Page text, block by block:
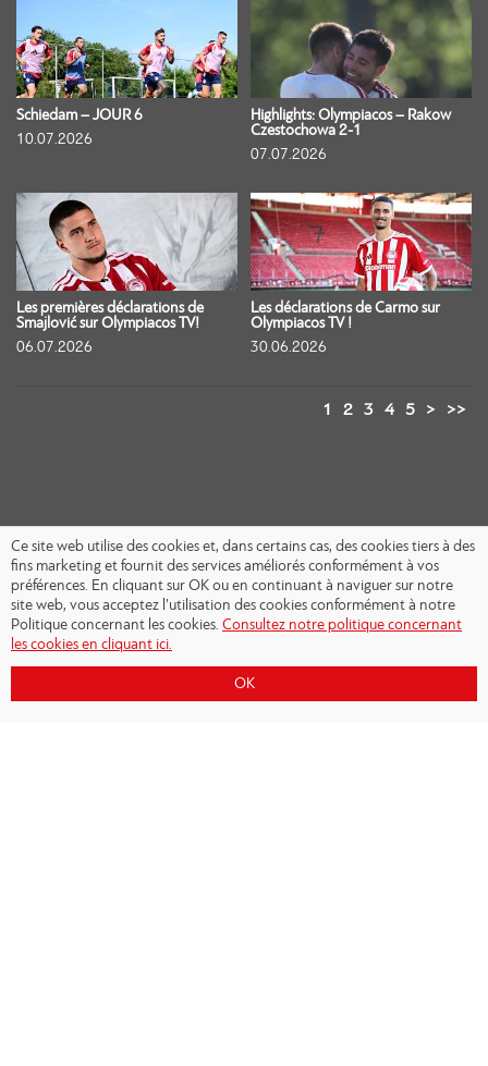
Schiedam – JOUR 6
10.07.2026
Highlights: Olympiacos – Rakow
Czestochowa 2-1
07.07.2026
Les premières déclarations de
Smajlović sur Olympiacos TV!
06.07.2026
Les déclarations de Carmo sur
Olympiacos TV !
30.06.2026
1 2 3 4 5 > >>
Ce site web utilise des cookies et, dans certains cas, des cookies tiers à des
fins marketing et fournit des services améliorés conformément à vos
préférences. En cliquant sur OK ou en continuant à naviguer sur notre
site web, vous acceptez l’utilisation des cookies conformément à notre
Politique concernant les cookies. Consultez notre politique concernant
les cookies en cliquant ici.
OK